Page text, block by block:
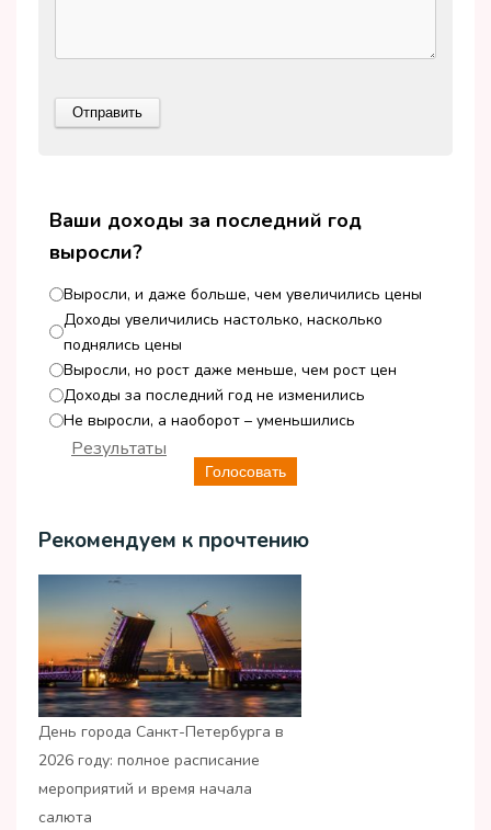
Ваши доходы за последний год
выросли?
Выросли, и даже больше, чем увеличились цены
Доходы увеличились настолько, насколько
поднялись цены
Выросли, но рост даже меньше, чем рост цен
Доходы за последний год не изменились
Не выросли, а наоборот – уменьшились
Голосовать
Результаты
Рекомендуем к прочтению
День города Санкт-Петербурга в
2026 году: полное расписание
мероприятий и время начала
салюта